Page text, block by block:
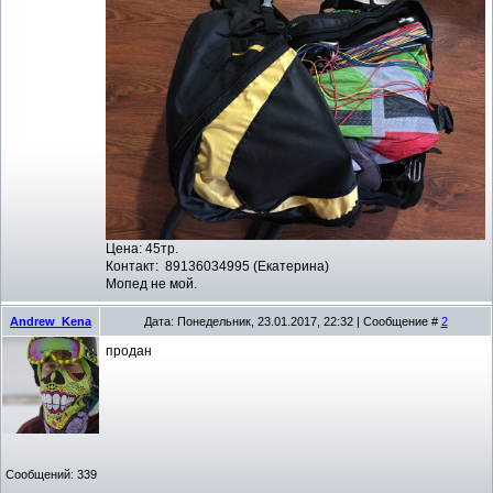
Цена: 45тр.
Контакт: 89136034995 (Екатерина)
Мопед не мой.
Andrew_Kena Дата: Понедельник, 23.01.2017, 22:32 | Сообщение # 2
Сообщений: 339
продан